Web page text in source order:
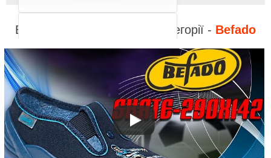
Артикул: 538P037
Дитячі текстильні мокасини
Відео до інших товарів з категорії - Befado